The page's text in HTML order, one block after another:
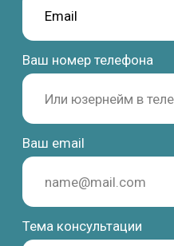
Study Barcelona